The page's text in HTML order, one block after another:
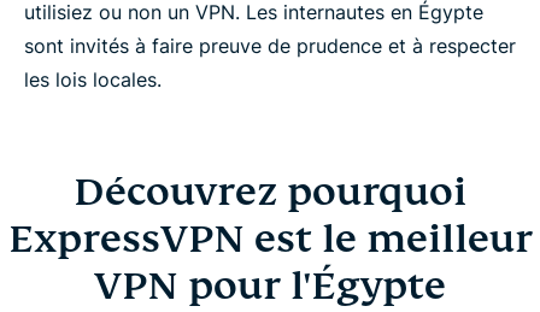
utilisiez ou non un VPN. Les internautes en Égypte
sont invités à faire preuve de prudence et à respecter
les lois locales.
Découvrez pourquoi
ExpressVPN est le meilleur
VPN pour l'Égypte